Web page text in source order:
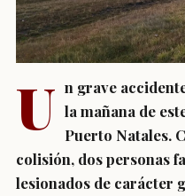
U n grave
la mañana de
Puerto Natales.
colisión, dos personas
lesionados de carácter